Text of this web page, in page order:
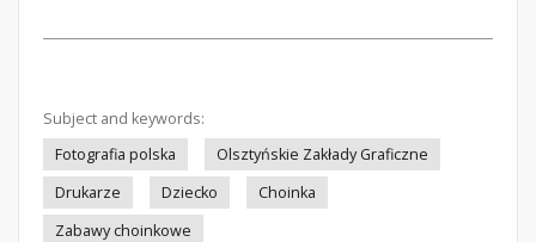
Subject and keywords:
Fotografia polska
Olsztyńskie Zakłady Graficzne
Drukarze
Dziecko
Choinka
Zabawy choinkowe